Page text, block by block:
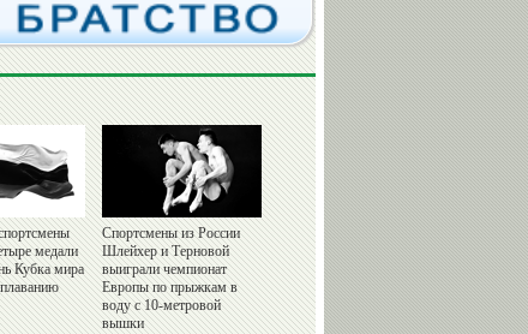
медали
Кубка мира
Спортсмены из России
Шлейхер и Терновой
выиграли чемпионат
Европы по прыжкам в
воду с 10-метровой
вышки